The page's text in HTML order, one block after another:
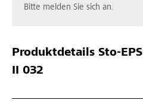
Bitte melden Sie sich an.
Produktdetails Sto-
II 032